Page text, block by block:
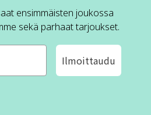
ensimmäisten joukossa
sekä parhaat tarjoukset.
Ilmoittaudu